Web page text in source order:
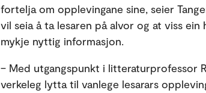
fortelja om opplevingane sine, seier
vil seia å ta lesaren på alvor og at viss
mykje nyttig informasjon.
– Med utgangspunkt i litteraturprofessor
verkeleg lytta til vanlege lesarars